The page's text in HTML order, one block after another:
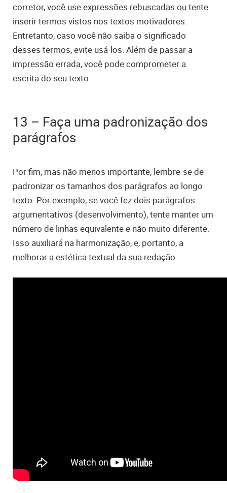
corretor, você use expressões rebuscadas ou tente
inserir termos vistos nos textos motivadores.
Entretanto, caso você não saiba o significado
desses termos, evite usá-los. Além de passar a
impressão errada, você pode comprometer a
escrita do seu texto.
13 – Faça uma padronização dos
parágrafos
Por fim, mas não menos importante, lembre-se de
padronizar os tamanhos dos parágrafos ao longo
texto. Por exemplo, se você fez dois parágrafos
argumentativos (desenvolvimento), tente manter um
número de linhas equivalente e não muito diferente.
Isso auxiliará na harmonização, e, portanto, a
melhorar a estética textual da sua redação.